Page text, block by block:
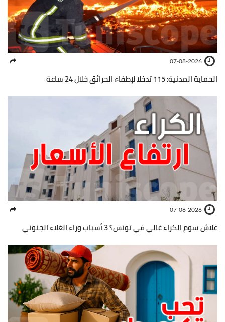
07-08-2026
الحماية المدنية: 115 تدخلا لإطفاء الحرائق خلال 24 ساعة
07-08-2026
علاش سوم الكراء غالي في تونس؟ 3 أسباب وراء الغلاء الجنوني